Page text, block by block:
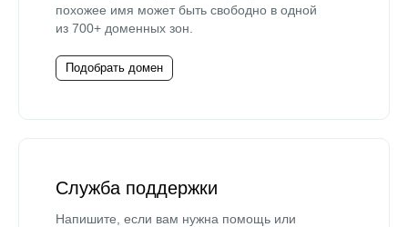
похожее имя может быть свободно в одной
из 700+ доменных зон.
Подобрать домен
Служба поддержки
Напишите, если вам нужна помощь или